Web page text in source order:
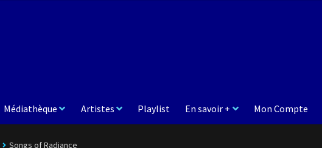
Médiathèque Artistes Playlist En savoir + Mon Compte
Songs of Radiance